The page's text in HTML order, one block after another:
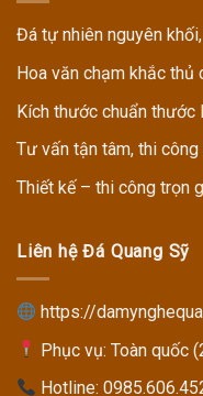
Đá tự nhiên nguyên
Hoa văn chạm khắc thủ
Kích thước chuẩn thước
Tư vấn tận tâm, thi
Thiết kế – thi công trọn
Liên hệ Đá Quang Sỹ
https://
Phục vụ: Toàn quốc
Hotline: